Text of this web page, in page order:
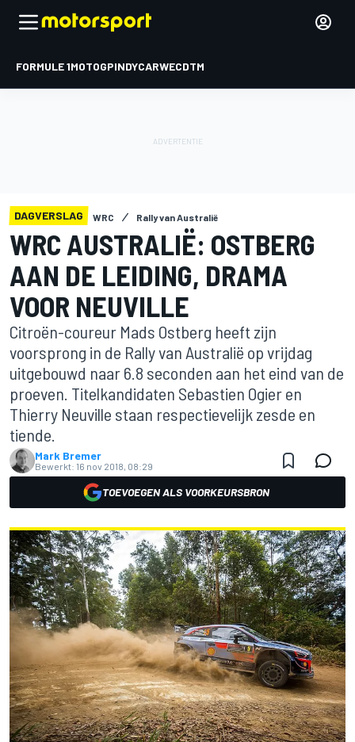
FORMULE 1MOTOGPINDYCARWECDTM
DAGVERSLAG WRC Rally van Australië
WRC AUSTRALIË: OSTBERG
AAN DE LEIDING, DRAMA
VOOR NEUVILLE
Citroën-coureur Mads Ostberg heeft zijn
voorsprong in de Rally van Australië op vrijdag
uitgebouwd naar 6.8 seconden aan het eind van de
proeven. Titelkandidaten Sebastien Ogier en
Thierry Neuville staan respectievelijk zesde en
tiende.
Mark Bremer
Bewerkt: 16 nov 2018, 08:29
TOEVOEGEN ALS VOORKEURSBRON